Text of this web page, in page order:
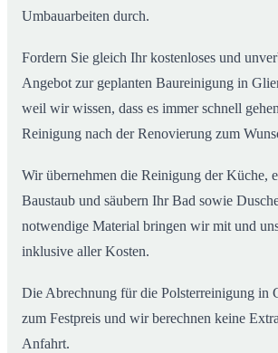
Umbauarbeiten durch.
Fordern Sie gleich Ihr kostenloses und
Angebot zur geplanten Baureinigung in
weil wir wissen, dass es immer schnell
Reinigung nach der Renovierung zum
Wir übernehmen die Reinigung der Küche,
Baustaub und säubern Ihr Bad sowie
notwendige Material bringen wir mit und
inklusive aller Kosten.
Die Abrechnung für die Polsterreinigung in
zum Festpreis und wir berechnen keine
Anfahrt.